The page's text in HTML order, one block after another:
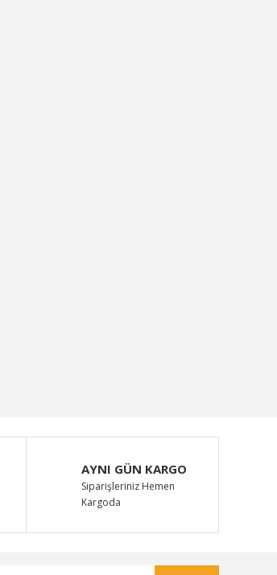
AYNI GÜN KARGO
Siparişleriniz Hemen
Kargoda